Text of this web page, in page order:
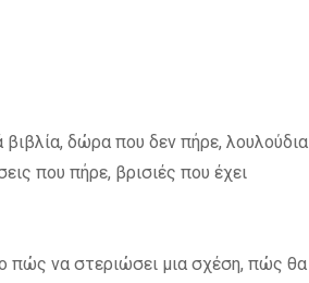
δώρα που δεν πήρε, λουλούδια
που πήρε, βρισιές που έχει
πώς να στεριώσει μια σχέση, πώς θα